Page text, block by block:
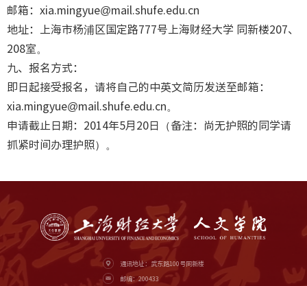
邮箱：xia.mingyue@mail.shufe.edu.cn
地址：上海市杨浦区国定路777号上海财经大学 同新楼207、
208室。
九、报名方式：
即日起接受报名，请将自己的中英文简历发送至邮箱：
xia.mingyue@mail.shufe.edu.cn。
申请截止日期：2014年5月20日（备注：尚无护照的同学请
抓紧时间办理护照）。
通讯地址：武东路100号同新楼
邮编：200433